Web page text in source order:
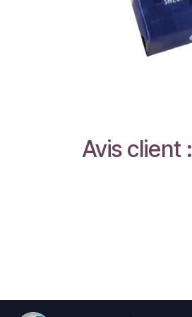
Avis client :